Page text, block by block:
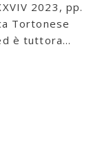
2023, pp.
Tortonese
è tuttora…